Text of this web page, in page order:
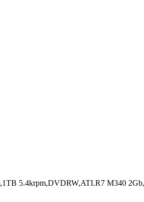
5.4krpm,DVDRW,ATI.R7 M340